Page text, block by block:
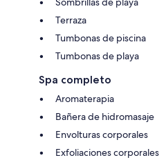
Terraza
Tumbonas de piscina
Tumbonas de playa
Spa completo
Aromaterapia
Bañera de hidromasaje
Envolturas corporales
Exfoliaciones corporales